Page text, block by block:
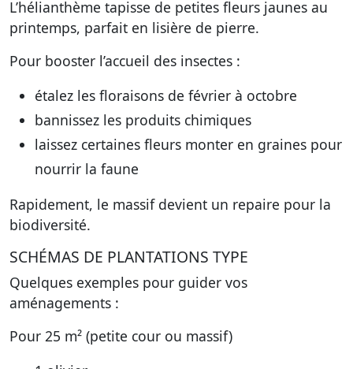
L’hélianthème tapisse de petites fleurs jaunes au
printemps, parfait en lisière de pierre.
Pour booster l’accueil des insectes :
étalez les floraisons de février à octobre
bannissez les produits chimiques
laissez certaines fleurs monter en graines pour
nourrir la faune
Rapidement, le massif devient un repaire pour la
biodiversité.
SCHÉMAS DE PLANTATIONS TYPE
Quelques exemples pour guider vos
aménagements :
Pour 25 m² (petite cour ou massif)